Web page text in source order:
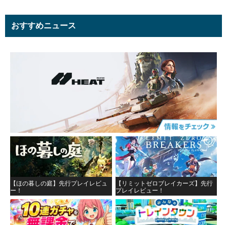
おすすめニュース
【ほの暮しの庭】先行プレイレビュ
ー！
【リミットゼロブレイカーズ】先行
プレイレビュー！